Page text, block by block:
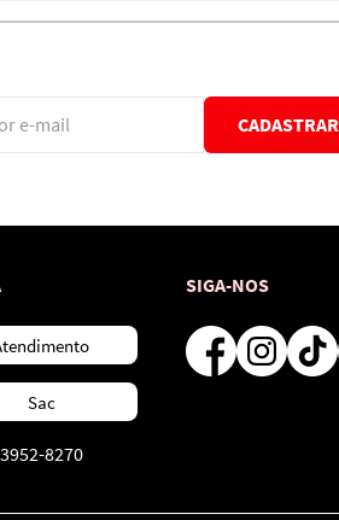
CADASTRAR
Sac
8270
SIGA-NOS